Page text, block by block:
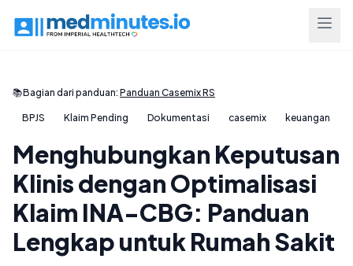
📚Bagian dari panduan: Panduan Casemix RS
BPJS Klaim Pending Dokumentasi casemix keuangan
Menghubungkan Keputusan
Klinis dengan Optimalisasi
Klaim INA-CBG: Panduan
Lengkap untuk Rumah Sakit